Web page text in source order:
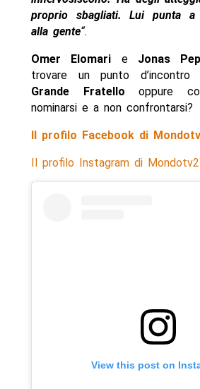
proprio sbagliati. Lui punta a
alla gente“.
Omer Elomari eJonas
trovare un punto
Grande Fratellooppure
nominarsi e a non confrontarsi?
Il profilo Facebook di
Il profilo Instagram di
View this post on